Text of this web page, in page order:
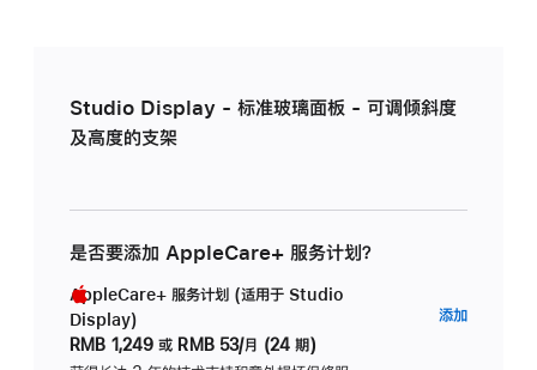
Studio Display - 标准玻璃面板 - 可调倾斜度
及高度的支架
是否要添加 AppleCare+ 服务计划？
AppleCare+ 服务计划 (适用于 Studio
Display)
RMB 1,249 或 RMB 53/月 (24 期)
添加